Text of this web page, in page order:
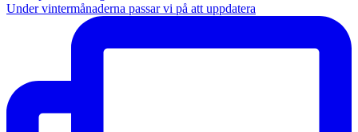
Under vintermånaderna passar vi på att uppdatera